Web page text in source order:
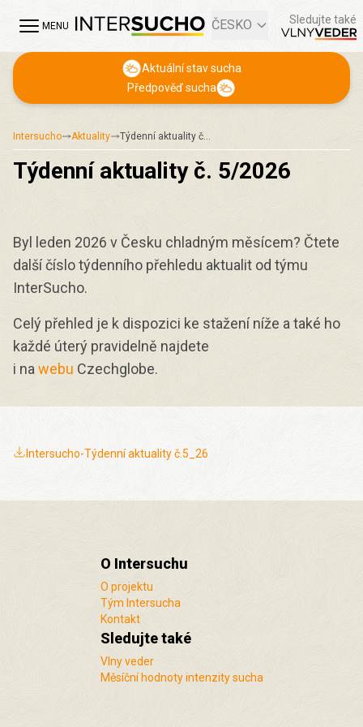
MENU ČESKO Sledujte také
Aktuální stav sucha
Předpověď sucha
Intersucho Aktuality Týdenní aktuality č…
Týdenní aktuality č. 5/2026
Byl leden 2026 v Česku chladným měsícem? Čtete
další číslo týdenního přehledu aktualit od týmu
InterSucho.
Celý přehled je k dispozici ke stažení níže a také ho
každé úterý pravidelně najdete
i na webu Czechglobe.
Intersucho-Týdenní aktuality č.5_26
O Intersuchu
O projektu
Tým Intersucha
Kontakt
Sledujte také
Vlny veder
Měsíční hodnoty intenzity sucha